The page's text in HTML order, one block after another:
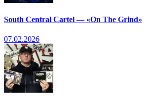
South Central Cartel — «On The Grind»
07.02.2026